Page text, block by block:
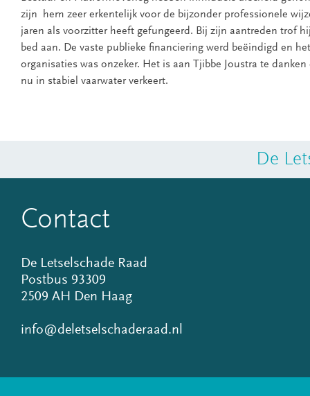
zijn hem zeer erkentelijk voor de bijzonder professionele
jaren als voorzitter heeft gefungeerd. Bij zijn aantreden trof
bed aan. De vaste publieke financiering werd beëindigd en
organisaties was onzeker. Het is aan Tjibbe Joustra te
nu in stabiel vaarwater verkeert.
De
Contact
De Letselschade Raad
Postbus 93309
2509 AH Den Haag
info@deletselschaderaad.nl